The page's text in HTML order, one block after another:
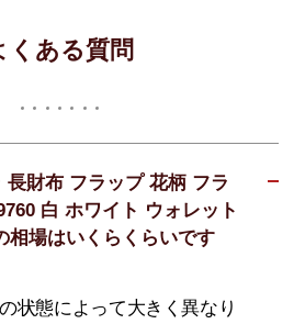
くある質問
長財布 フラップ 花柄 フラ
白 ホワイト ウォレット
相場はいくらくらいです
状態によって大きく異なり